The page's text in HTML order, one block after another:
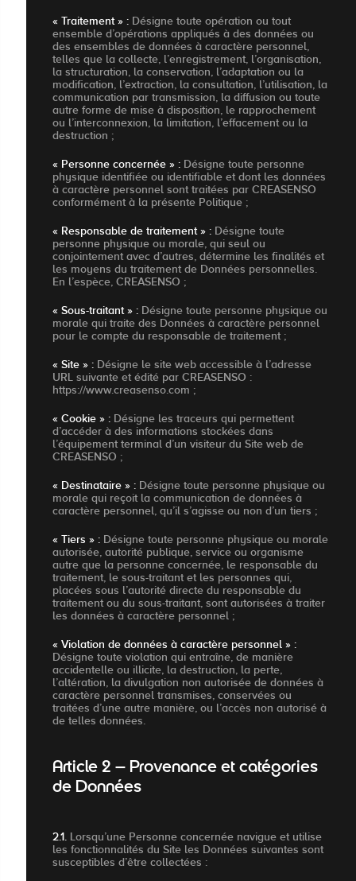
« Traitement » : Désigne toute opération ou tout
ensemble d’opérations appliqués à des données ou
des ensembles de données à caractère personnel,
telles que la collecte, l’enregistrement, l’organisation,
la structuration, la conservation, l’adaptation ou la
modification, l’extraction, la consultation, l’utilisation, la
communication par transmission, la diffusion ou toute
autre forme de mise à disposition, le rapprochement
ou l’interconnexion, la limitation, l’effacement ou la
destruction ;
« Personne concernée » : Désigne toute personne
physique identifiée ou identifiable et dont les données
à caractère personnel sont traitées par CREASENSO
conformément à la présente Politique ;
« Responsable de traitement » : Désigne toute
personne physique ou morale, qui seul ou
conjointement avec d’autres, détermine les finalités et
les moyens du traitement de Données personnelles.
En l’espèce, CREASENSO ;
« Sous-traitant » : Désigne toute personne physique ou
morale qui traite des Données à caractère personnel
pour le compte du responsable de traitement ;
« Site » : Désigne le site web accessible à l’adresse
URL suivante et édité par CREASENSO :
https://www.creasenso.com ;
« Cookie » : Désigne les traceurs qui permettent
d’accéder à des informations stockées dans
l’équipement terminal d’un visiteur du Site web de
CREASENSO ;
« Destinataire » : Désigne toute personne physique ou
morale qui reçoit la communication de données à
caractère personnel, qu’il s’agisse ou non d’un tiers ;
« Tiers » : Désigne toute personne physique ou morale
autorisée, autorité publique, service ou organisme
autre que la personne concernée, le responsable du
traitement, le sous-traitant et les personnes qui,
placées sous l’autorité directe du responsable du
traitement ou du sous-traitant, sont autorisées à traiter
les données à caractère personnel ;
« Violation de données à caractère personnel » :
Désigne toute violation qui entraîne, de manière
accidentelle ou illicite, la destruction, la perte,
l’altération, la divulgation non autorisée de données à
caractère personnel transmises, conservées ou
traitées d’une autre manière, ou l’accès non autorisé à
de telles données.
Article 2 – Provenance et catégories
de Données
2.1. Lorsqu’une Personne concernée navigue et utilise
les fonctionnalités du Site les Données suivantes sont
susceptibles d’être collectées :